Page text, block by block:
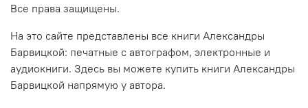
Все права защищены.
На это сайте представлены все книги Александры
Барвицкой: печатные с автографом, электронные и
аудиокниги. Здесь вы можете купить книги Александры
Барвицкой напрямую у автора.